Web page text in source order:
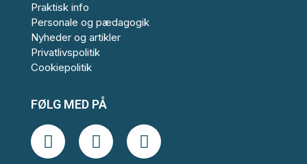
Praktisk info
Personale og pædagogik
Nyheder og artikler
Privatlivspolitik
Cookiepolitik
FØLG MED PÅ